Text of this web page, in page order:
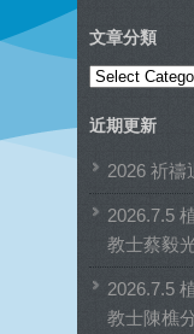
文章分類
文
分
類
近期更新
2026 祈禱
2026.7.5
教士蔡毅
2026.7.5
教士陳樵